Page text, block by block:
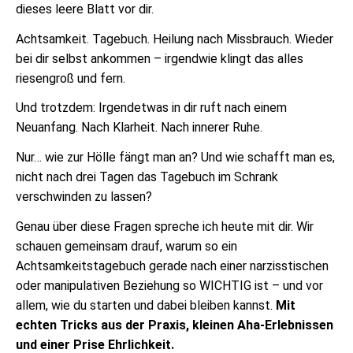
dieses leere Blatt vor dir.
Achtsamkeit. Tagebuch. Heilung nach Missbrauch. Wieder
bei dir selbst ankommen – irgendwie klingt das alles
riesengroß und fern.
Und trotzdem: Irgendetwas in dir ruft nach einem
Neuanfang. Nach Klarheit. Nach innerer Ruhe.
Nur… wie zur Hölle fängt man an? Und wie schafft man es,
nicht nach drei Tagen das Tagebuch im Schrank
verschwinden zu lassen?
Genau über diese Fragen spreche ich heute mit dir. Wir
schauen gemeinsam drauf, warum so ein
Achtsamkeitstagebuch gerade nach einer narzisstischen
oder manipulativen Beziehung so WICHTIG ist – und vor
allem, wie du starten und dabei bleiben kannst. Mit
echten Tricks aus der Praxis, kleinen Aha-Erlebnissen
und einer Prise Ehrlichkeit.